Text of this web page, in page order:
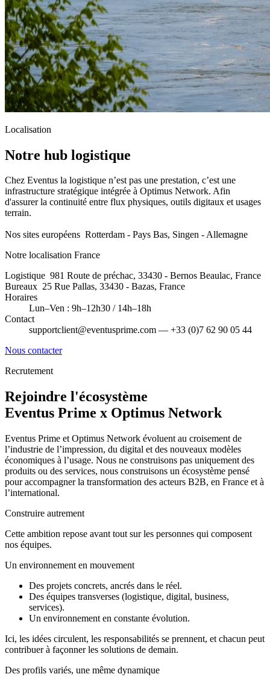
Localisation
Notre hub logistique
Chez Eventus la logistique n’est pas une prestation, c’est une
infrastructure stratégique intégrée à Optimus Network. Afin
d'assurer la continuité entre flux physiques, outils digitaux et usages
terrain.
Nos sites européens Rotterdam - Pays Bas, Singen - Allemagne
Notre localisation France
Logistique 981 Route de préchac, 33430 - Bernos Beaulac, France
Bureaux 25 Rue Pallas, 33430 - Bazas, France
Horaires
Lun–Ven : 9h–12h30 / 14h–18h
Contact
supportclient@eventusprime.com — +33 (0)7 62 90 05 44
Nous contacter
Recrutement
Rejoindre l'écosystème
Eventus Prime x Optimus Network
Eventus Prime et Optimus Network évoluent au croisement de
l’industrie de l’impression, du digital et des nouveaux modèles
économiques à l’usage. Nous ne construisons pas uniquement des
produits ou des services, nous construisons un écosystème pensé
pour accompagner la transformation des acteurs B2B, en France et à
l’international.
Construire autrement
Cette ambition repose avant tout sur les personnes qui composent
nos équipes.
Un environnement en mouvement
Des projets concrets, ancrés dans le réel.
Des équipes transverses (logistique, digital, business,
services).
Un environnement en constante évolution.
Ici, les idées circulent, les responsabilités se prennent, et chacun peut
contribuer à façonner les solutions de demain.
Des profils variés, une même dynamique